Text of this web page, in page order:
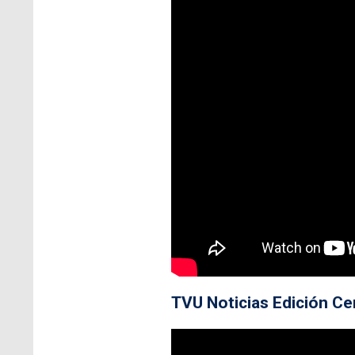
TVU Noticias Edición